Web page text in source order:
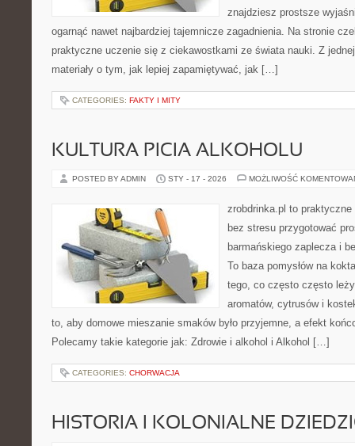
znajdziesz prostsze
ogarnąć nawet najbardziej tajemnicze zagadnienia. Na stronie
praktyczne uczenie się z ciekawostkami ze świata nauki. Z
materiały o tym, jak lepiej zapamiętywać, jak […]
CATEGORIES: FAKTY I MITY
KULTURA PICIA ALKOHOLU
POSTED BY ADMIN STY - 17 - 2026 MOŻLIWOŚĆ
zrobdrinka.pl to
bez stresu przygotować
barmańskiego zaplecza i
To baza pomysłów na
tego, co często często
aromatów, cytrusów i
to, aby domowe mieszanie smaków było przyjemne, a efekt
Polecamy takie kategorie jak: Zdrowie i alkohol i Alkohol […]
CATEGORIES: CHORWACJA
HISTORIA I KOLONIALNE